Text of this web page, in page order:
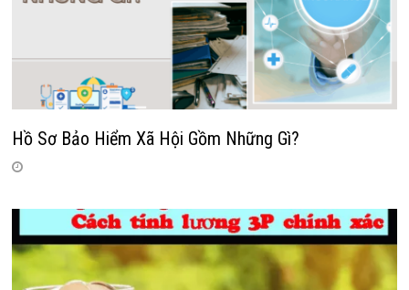
Hồ Sơ Bảo Hiểm Xã Hội Gồm Những Gì?